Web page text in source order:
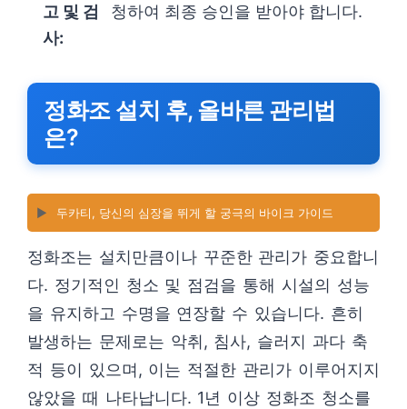
고 및 검
사:
청하여 최종 승인을 받아야 합니다.
정화조 설치 후, 올바른 관리법
은?
▶️ 두카티, 당신의 심장을 뛰게 할 궁극의 바이크 가이드
정화조는 설치만큼이나 꾸준한 관리가 중요합니
다. 정기적인 청소 및 점검을 통해 시설의 성능
을 유지하고 수명을 연장할 수 있습니다. 흔히
발생하는 문제로는 악취, 침사, 슬러지 과다 축
적 등이 있으며, 이는 적절한 관리가 이루어지지
않았을 때 나타납니다. 1년 이상 정화조 청소를